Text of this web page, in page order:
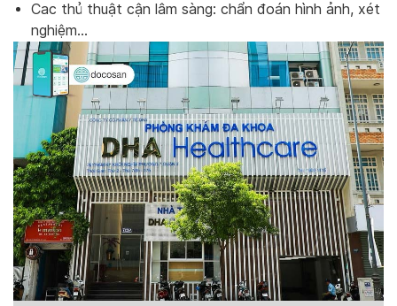
Cac thủ thuật cận lâm sàng: chẩn đoán hình ảnh, xét
nghiệm…